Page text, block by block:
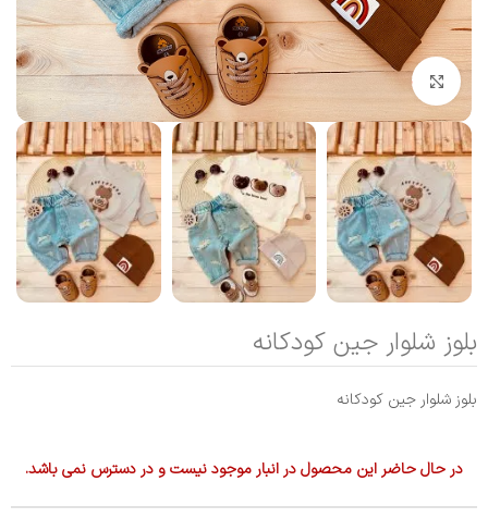
بزرگنمایی تصویر
بلوز شلوار جین کودکانه
بلوز شلوار جین کودکانه
در حال حاضر این محصول در انبار موجود نیست و در دسترس نمی باشد.